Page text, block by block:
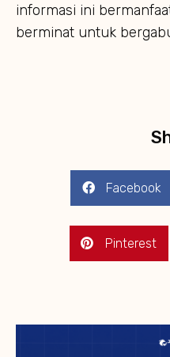
informasi ini
berminat untuk
Facebook
Pinterest